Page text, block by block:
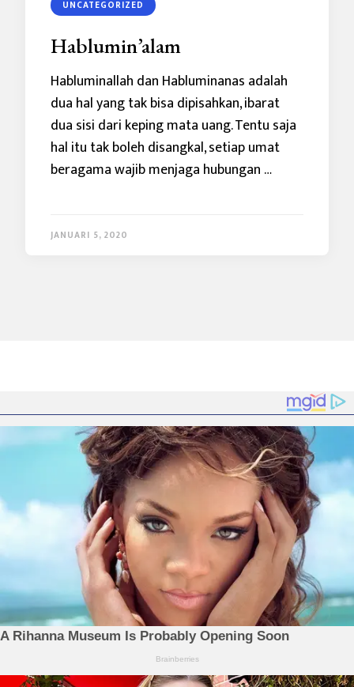
UNCATEGORIZED
Hablumin’alam
Habluminallah dan Habluminanas adalah
dua hal yang tak bisa dipisahkan, ibarat
dua sisi dari keping mata uang. Tentu saja
hal itu tak boleh disangkal, setiap umat
beragama wajib menjaga hubungan …
JANUARI 5, 2020